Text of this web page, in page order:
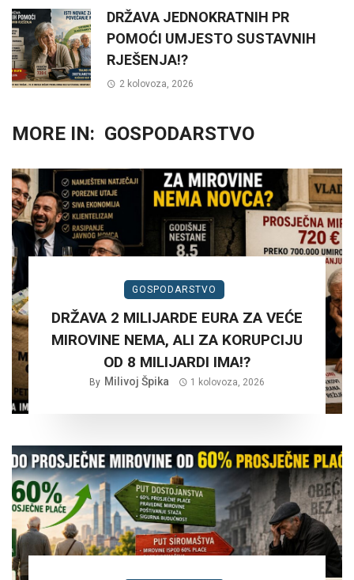
DRŽAVA JEDNOKRATNIH PR
POMOĆI UMJESTO SUSTAVNIH
RJEŠENJA!?
2 kolovoza, 2026
MORE IN: GOSPODARSTVO
GOSPODARSTVO
DRŽAVA 2 MILIJARDE EURA ZA VEĆE
MIROVINE NEMA, ALI ZA KORUPCIJU
OD 8 MILIJARDI IMA!?
By Milivoj Špika 1 kolovoza, 2026